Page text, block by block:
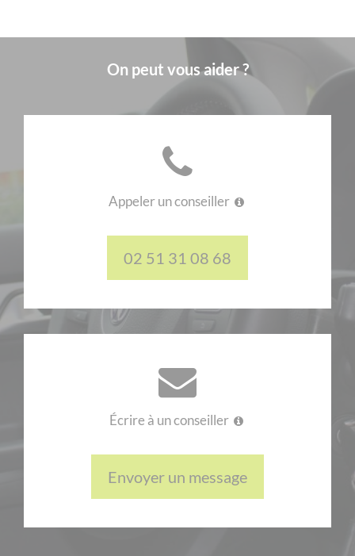
On peut vous aider ?
Appeler un conseiller
02 51 31 08 68
Écrire à un conseiller
Envoyer un message